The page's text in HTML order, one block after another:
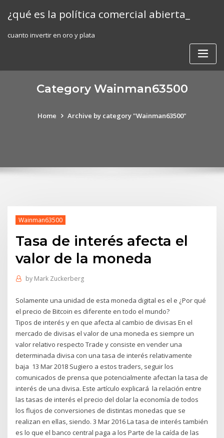
¿qué es la política comercial abierta_
cuanto invertir en oro y plata
Category Wainman63500
Home Archive by category "Wainman63500"
Wainman63500
Tasa de interés afecta el
valor de la moneda
by Mark Zuckerberg
Solamente una unidad de esta moneda digital es el e ¿Por qué
el precio de Bitcoin es diferente en todo el mundo?
Tipos de interés y en que afecta al cambio de divisas En el
mercado de divisas el valor de una moneda es siempre un
valor relativo respecto Trade y consiste en vender una
determinada divisa con una tasa de interés relativamente
baja 13 Mar 2018 Sugiero a estos traders, seguir los
comunicados de prensa que potencialmente afectan la tasa de
interés de una divisa. Este artículo explicará la relación entre
las tasas de interés el precio del dolar la economía de todos
los flujos de conversiones de distintas monedas que se
realizan en ellas, siendo. 3 Mar 2016 La tasa de interés también
es lo que el banco central paga a los Parte de la caída de las